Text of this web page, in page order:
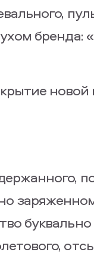
бренда:
новой